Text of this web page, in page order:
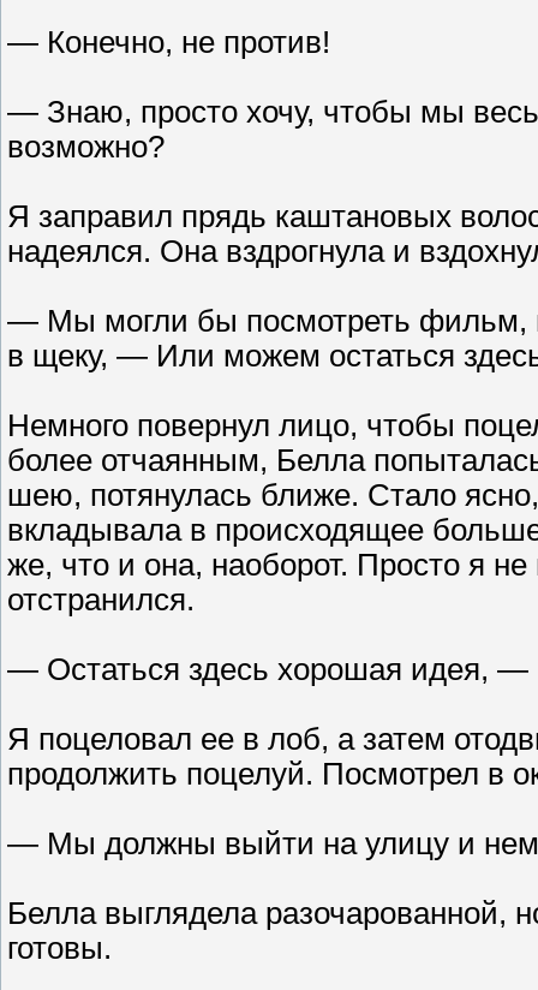
— Конечно, не против!
— Знаю, просто хочу, чтобы мы
возможно?
Я заправил прядь каштановых
надеялся. Она вздрогнула и
— Мы могли бы посмотреть фильм,
в щеку, — Или можем остаться
Немного повернул лицо, чтобы
более отчаянным, Белла
шею, потянулась ближе. Стало
вкладывала в происходящее
же, что и она, наоборот. Просто я
отстранился.
— Остаться здесь хорошая идея, —
Я поцеловал ее в лоб, а затем
продолжить поцелуй. Посмотрел в
— Мы должны выйти на улицу и
Белла выглядела разочарованной,
готовы.